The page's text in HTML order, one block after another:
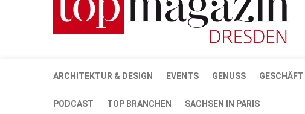
ARCHITEKTUR & DESIGN EVENTS GENUSS GESCHÄFT
PODCAST TOP BRANCHEN SACHSEN IN PARIS